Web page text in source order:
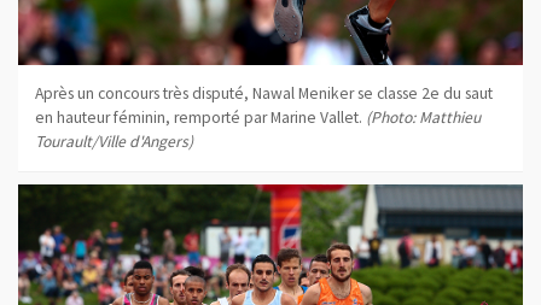
Après un concours très disputé, Nawal Meniker se classe 2e du saut
en hauteur féminin, remporté par Marine Vallet. (Photo: Matthieu
Tourault/Ville d'Angers)